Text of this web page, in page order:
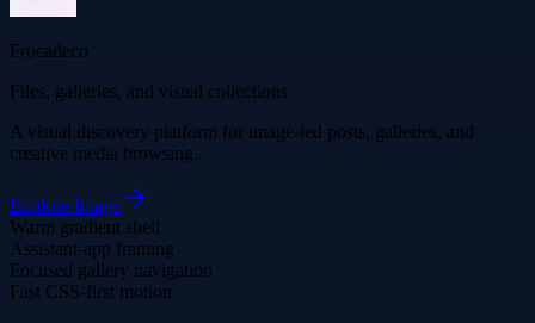
Frocadeco
Files, galleries, and visual collections
A visual discovery platform for image-led posts, galleries, and
creative media browsing.
Explore Image
Warm gradient shell
Assistant-app framing
Focused gallery navigation
Fast CSS-first motion